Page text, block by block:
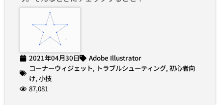
2021年04月30日
Adobe Illustrator
コーナーウィジェット, トラブルシューティング, 初心者向
け, 小技
87,081